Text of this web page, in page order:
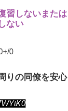
習しないまた
ない
0
りの同僚を安